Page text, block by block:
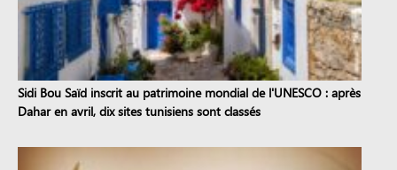
Sidi Bou Saïd inscrit au patrimoine mondial de l'UNESCO : après
Dahar en avril, dix sites tunisiens sont classés